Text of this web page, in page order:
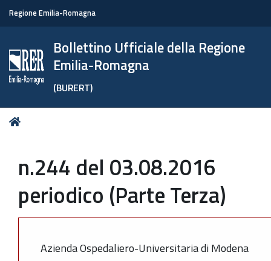
Regione Emilia-Romagna
Bollettino Ufficiale della Regione
Emilia-Romagna
(BURERT)
Tu
n.244 del 03.08.2016
periodico (Parte Terza)
Azienda Ospedaliero-Universitaria di Modena